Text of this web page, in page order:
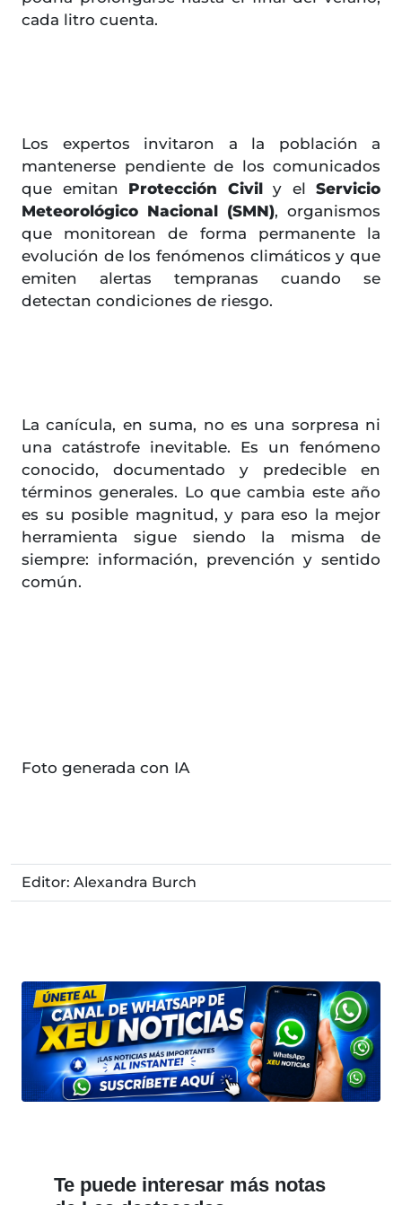
cada litro cuenta.
Los expertos invitaron a la población a
mantenerse pendiente de los comunicados
que emitan Protección Civily el Servicio
Meteorológico Nacional (SMN), organismos
que monitorean de forma permanente la
evolución de los fenómenos climáticos y que
emiten alertas tempranas cuando se
detectan condiciones de riesgo.
La canícula, en suma, no es una sorpresa ni
una catástrofe inevitable. Es un fenómeno
conocido, documentado y predecible en
términos generales. Lo que cambia este año
es su posible magnitud, y para eso la mejor
herramienta sigue siendo la misma de
siempre: información, prevención y sentido
común.
Foto generada con IA
Editor: Alexandra Burch
Te puede interesar más notas